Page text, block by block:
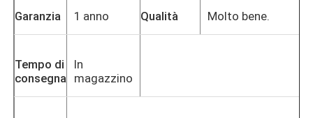
Garanzia 1 anno Qualità Molto bene.
Tempo di
consegna
In
magazzino